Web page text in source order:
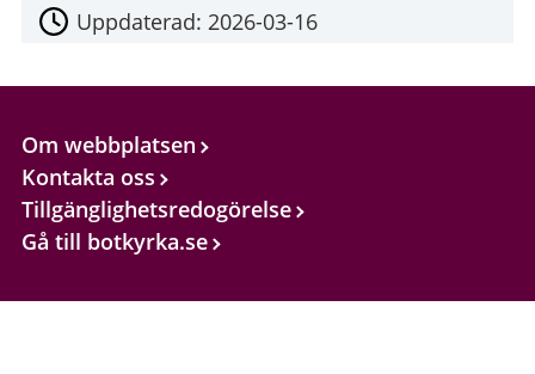
Uppdaterad: 2026-03-16
Om webbplatsen
Kontakta oss
Tillgänglighetsredogörelse
Gå till botkyrka.se